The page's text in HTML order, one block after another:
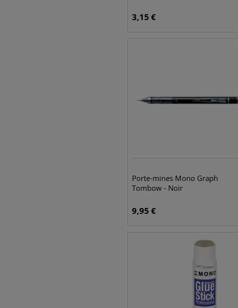
3,15 €
Porte-mines Mono Graph
Tombow - Noir
9,95 €